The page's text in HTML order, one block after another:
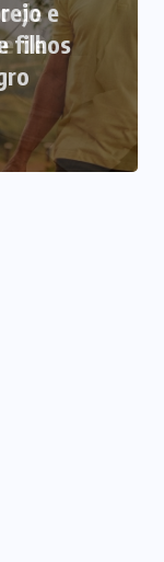
de
de